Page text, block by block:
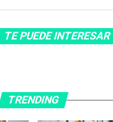
TE PUEDE INTERESAR
TRENDING